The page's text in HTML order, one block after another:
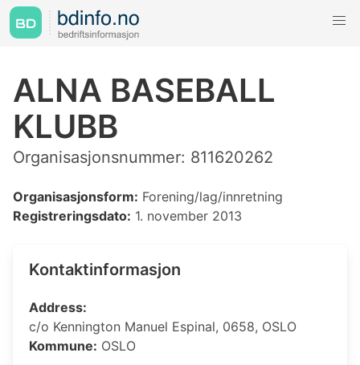
ALNA BASEBALL
KLUBB
Organisasjonsnummer: 811620262
Organisasjonsform: Forening/lag/innretning
Registreringsdato: 1. november 2013
Kontaktinformasjon
Address:
c/o Kennington Manuel Espinal, 0658, OSLO
Kommune: OSLO